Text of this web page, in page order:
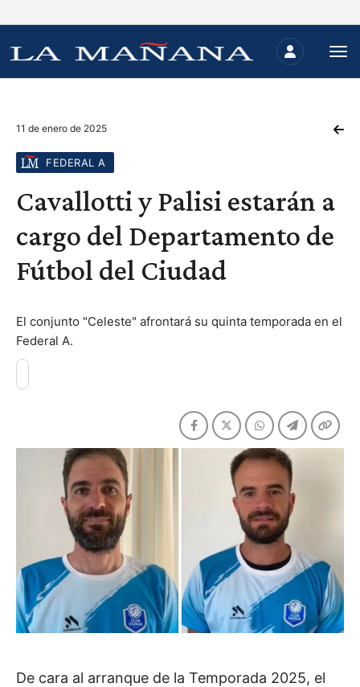
11 de enero de 2025
FEDERAL A
Cavallotti y Palisi estarán a
cargo del Departamento de
Fútbol del Ciudad
El conjunto "Celeste" afrontará su quinta temporada en el
Federal A.
De cara al arranque de la Temporada 2025, el